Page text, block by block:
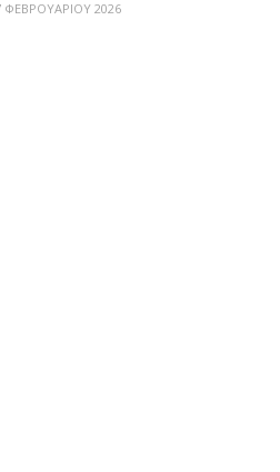
ΦΕΒΡΟΥΑΡΊΟΥ 2026